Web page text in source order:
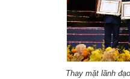
Thay mặt lãnh